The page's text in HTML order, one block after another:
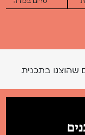
בתכנית